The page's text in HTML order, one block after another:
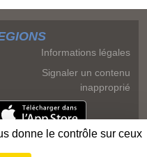
Informations légales
Signaler un contenu
inapproprié
donne le contrôle sur ceux